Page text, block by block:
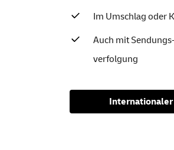
Im Umschlag oder
Auch mit
verfolgung